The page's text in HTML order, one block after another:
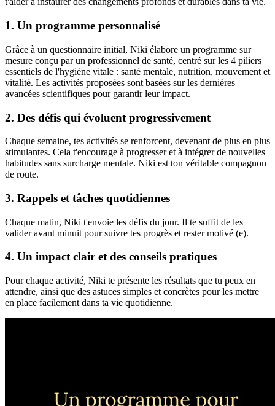
1. Un programme personnalisé
Grâce à un questionnaire initial, Niki élabore un programme sur
mesure conçu par un professionnel de santé, centré sur les 4 piliers
essentiels de l'hygiène vitale : santé mentale, nutrition, mouvement et
vitalité. Les activités proposées sont basées sur les dernières
avancées scientifiques pour garantir leur impact.
2. Des défis qui évoluent progressivement
Chaque semaine, tes activités se renforcent, devenant de plus en plus
stimulantes. Cela t'encourage à progresser et à intégrer de nouvelles
habitudes sans surcharge mentale. Niki est ton véritable compagnon
de route.
3. Rappels et tâches quotidiennes
Chaque matin, Niki t'envoie les défis du jour. Il te suffit de les
valider avant minuit pour suivre tes progrès et rester motivé (e).
4. Un impact clair et des conseils pratiques
Pour chaque activité, Niki te présente les résultats que tu peux en
attendre, ainsi que des astuces simples et concrètes pour les mettre
en place facilement dans ta vie quotidienne.